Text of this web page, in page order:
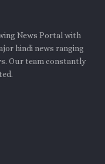
News Portal with
hindi news ranging
Our team constantly